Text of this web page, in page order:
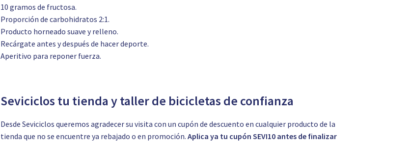
10 gramos de fructosa.
Proporción de carbohidratos 2:1.
Producto horneado suave y relleno.
Recárgate antes y después de hacer deporte.
Aperitivo para reponer fuerza.
Seviciclos tu tienda y taller de bicicletas de confianza
Desde Seviciclos queremos agradecer su visita con un cupón de descuento en cualquier producto de la
tienda que no se encuentre ya rebajado o en promoción.Aplica ya tu cupón SEVI10 antes de finalizar